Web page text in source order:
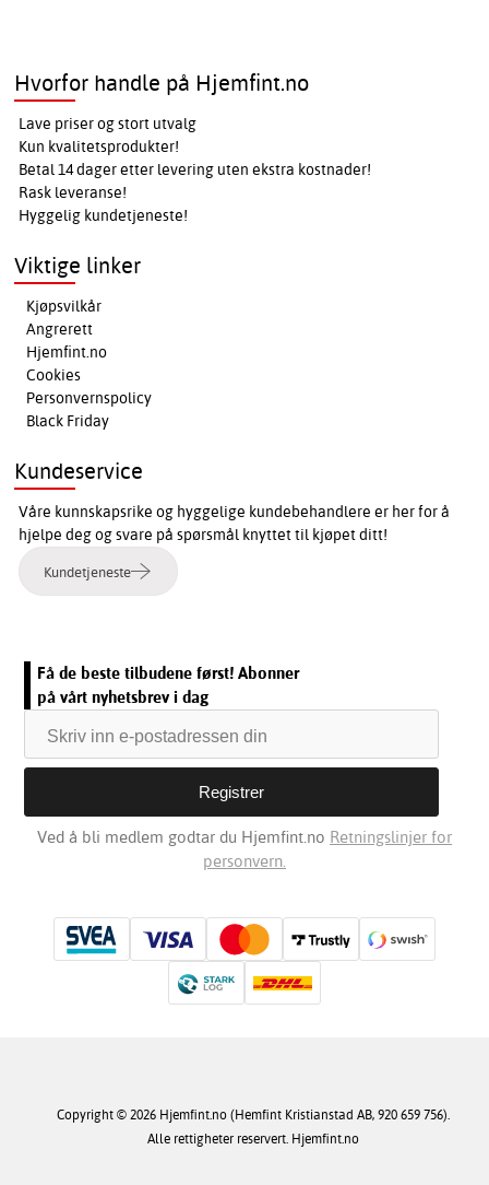
Hvorfor handle på Hjemfint.no
Lave priser og stort utvalg
Kun kvalitetsprodukter!
Betal 14 dager etter levering uten ekstra kostnader!
Rask leveranse!
Hyggelig kundetjeneste!
Viktige linker
Kjøpsvilkår
Angrerett
Hjemfint.no
Cookies
Personvernspolicy
Black Friday
Kundeservice
Våre kunnskapsrike og hyggelige kundebehandlere er her for å
hjelpe deg og svare på spørsmål knyttet til kjøpet ditt!
Kundetjeneste
Få de beste tilbudene først! Abonner
på vårt nyhetsbrev i dag
Ved å bli medlem godtar du Hjemfint.no Retningslinjer for
personvern.
Copyright © 2026 Hjemfint.no (Hemfint Kristianstad AB, 920 659 756).
Alle rettigheter reservert. Hjemfint.no